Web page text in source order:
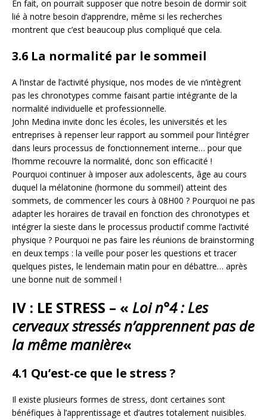
En fait, on pourrait supposer que notre besoin de dormir soit
lié à notre besoin d’apprendre, même si les recherches
montrent que c’est beaucoup plus compliqué que cela.
3.6 La normalité par le sommeil
A l’instar de l’activité physique, nos modes de vie n’intègrent
pas les chronotypes comme faisant partie intégrante de la
normalité individuelle et professionnelle.
John Medina invite donc les écoles, les universités et les
entreprises à repenser leur rapport au sommeil pour l’intégrer
dans leurs processus de fonctionnement interne… pour que
l’homme recouvre la normalité, donc son efficacité !
Pourquoi continuer à imposer aux adolescents, âge au cours
duquel la mélatonine (hormone du sommeil) atteint des
sommets, de commencer les cours à 08H00 ? Pourquoi ne pas
adapter les horaires de travail en fonction des chronotypes et
intégrer la sieste dans le processus productif comme l’activité
physique ? Pourquoi ne pas faire les réunions de brainstorming
en deux temps : la veille pour poser les questions et tracer
quelques pistes, le lendemain matin pour en débattre… après
une bonne nuit de sommeil !
IV : LE STRESS – « Loi n°4 : Les
cerveaux stressés n’apprennent pas de
la même manière«
4.1 Qu’est-ce que le stress ?
Il existe plusieurs formes de stress, dont certaines sont
bénéfiques à l’apprentissage et d’autres totalement nuisibles.